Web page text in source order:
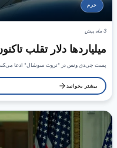
جرم
3 ماه پیش
میلیاردها دلار تقلب
پست جی‌دی ونس در "تروث سوشال" ادعا می‌کند
بیشتر بخوانید